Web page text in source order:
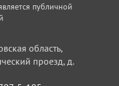
публичной
область,
проезд, д.